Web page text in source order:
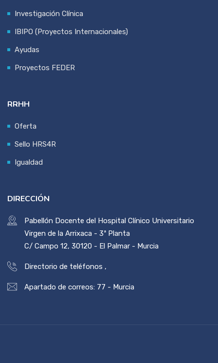
Investigación Clínica
IBIPO (Proyectos Internacionales)
Ayudas
Proyectos FEDER
RRHH
Oferta
Sello HRS4R
Igualdad
DIRECCIÓN
Pabellón Docente del Hospital Clínico Universitario
Virgen de la Arrixaca - 3ª Planta
C/ Campo 12, 30120 - El Palmar - Murcia
Directorio de teléfonos ,
Apartado de correos: 77 - Murcia